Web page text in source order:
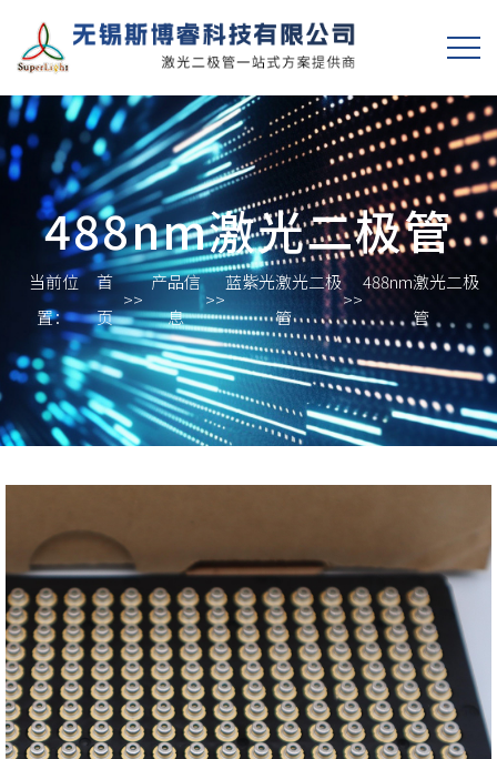
488nm激光二极管
当前位
置：
首
页
>>
产品信
息
>>
蓝紫光激光二极
管
>>
488nm激光二极
管